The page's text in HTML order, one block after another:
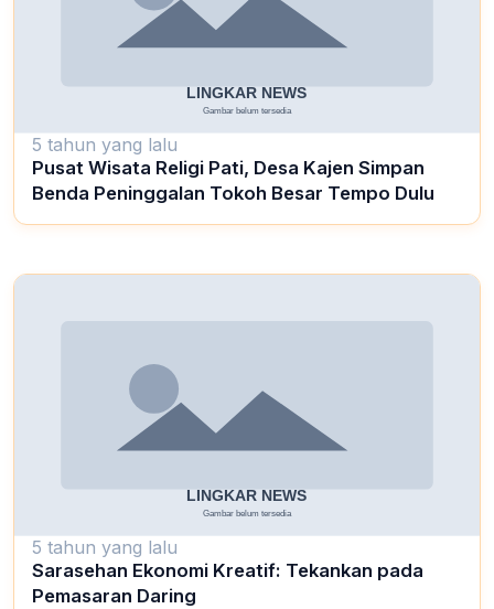
5 tahun yang lalu
Pusat Wisata Religi Pati, Desa Kajen Simpan
Benda Peninggalan Tokoh Besar Tempo Dulu
5 tahun yang lalu
Sarasehan Ekonomi Kreatif: Tekankan pada
Pemasaran Daring